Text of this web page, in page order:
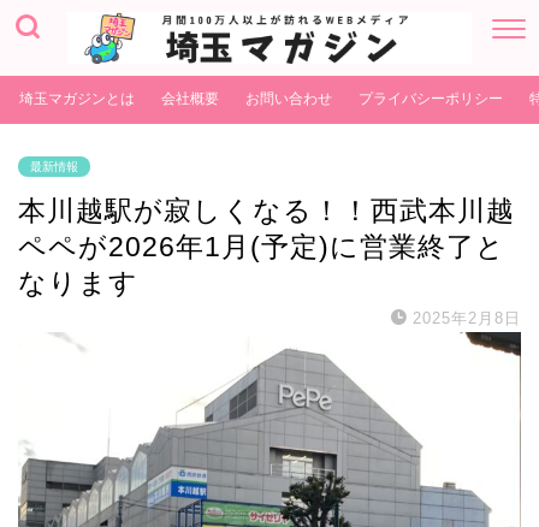
埼玉マガジンとは 会社概要 お問い合わせ プライバシーポリシー
最新情報
本川越駅が寂しくなる！！西武本川越
ペペが2026年1月(予定)に営業終了と
なります
2025年2月8日